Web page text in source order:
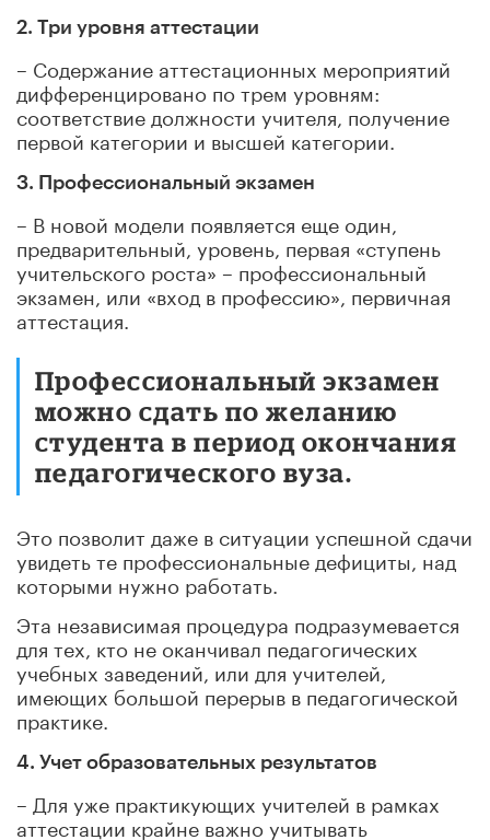
2. Три уровня аттестации
– Содержание аттестационных мероприятий
дифференцировано по трем уровням:
соответствие должности учителя, получение
первой категории и высшей категории.
3. Профессиональный экзамен
– В новой модели появляется еще один,
предварительный, уровень, первая «ступень
учительского роста» – профессиональный
экзамен, или «вход в профессию», первичная
аттестация.
Профессиональный экзамен
можно сдать по желанию
студента в период окончания
педагогического вуза.
Это позволит даже в ситуации успешной сдачи
увидеть те профессиональные дефициты, над
которыми нужно работать.
Эта независимая процедура подразумевается
для тех, кто не оканчивал педагогических
учебных заведений, или для учителей,
имеющих большой перерыв в педагогической
практике.
4. Учет образовательных результатов
– Для уже практикующих учителей в рамках
аттестации крайне важно учитывать